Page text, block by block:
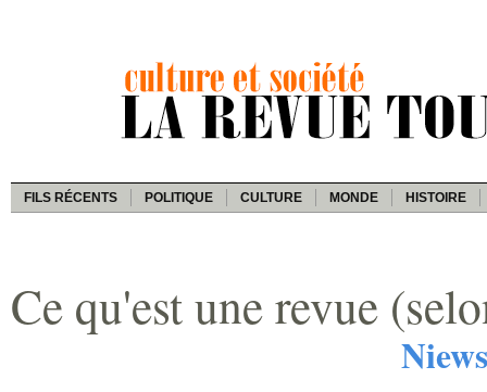
FILS RÉCENTS POLITIQUE CULTURE MONDE HISTOIRE
Ce qu'est une revue
Niews